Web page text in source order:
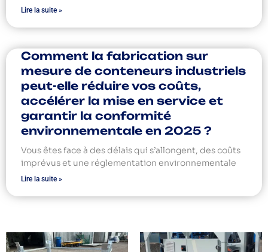
Lire la suite »
Comment la fabrication sur
mesure de conteneurs industriels
peut-elle réduire vos coûts,
accélérer la mise en service et
garantir la conformité
environnementale en 2025 ?
Vous êtes face à des délais qui s’allongent, des coûts
imprévus et une réglementation environnementale
Lire la suite »